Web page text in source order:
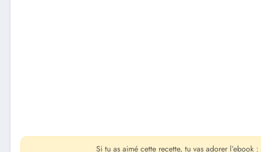
Si tu as aimé cette recette, tu vas adorer l’ebook :